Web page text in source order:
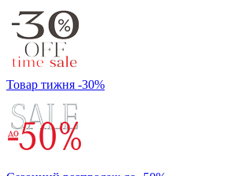
Товар тижня -30%